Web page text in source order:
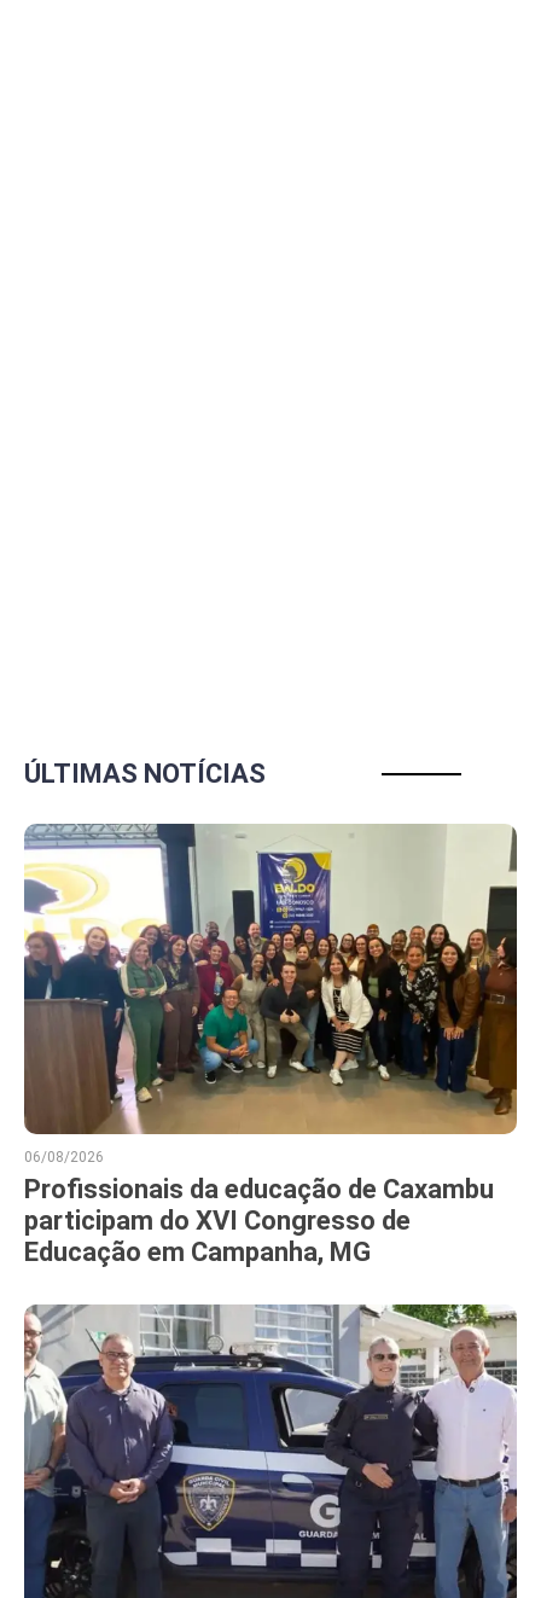
ÚLTIMAS NOTÍCIAS
06/08/2026
Profissionais da educação de Caxambu
participam do XVI Congresso de
Educação em Campanha, MG